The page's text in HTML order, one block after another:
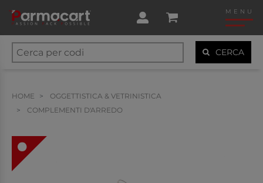
MENU
CERCA
HOME
OGGETTISTICA & VETRINISTICA
COMPLEMENTI D'ARREDO